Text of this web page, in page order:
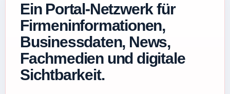
Ein Portal-Netzwerk für
Firmeninformationen,
Businessdaten, News,
Fachmedien und digitale
Sichtbarkeit.